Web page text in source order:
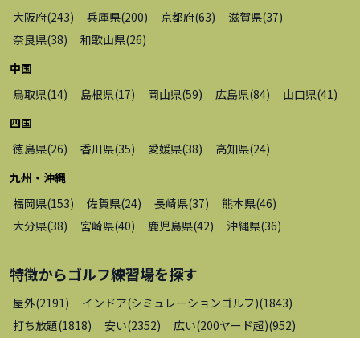
大阪府(243) 兵庫県(200) 京都府(63) 滋賀県(37)
奈良県(38) 和歌山県(26)
中国
鳥取県(14) 島根県(17) 岡山県(59) 広島県(84) 山口県(41 )
四国
徳島県(26) 香川県(35) 愛媛県(38) 高知県(24)
九州・沖縄
福岡県(153) 佐賀県(24) 長崎県(37) 熊本県(46)
大分県(38) 宮崎県(40) 鹿児島県(42) 沖縄県(36)
特徴からゴルフ練習場を探す
屋外(2191 ) インドア(シミュレーションゴルフ)(1843)
打ち放題(1818) 安い(2352) 広い(200ヤード超)(952)